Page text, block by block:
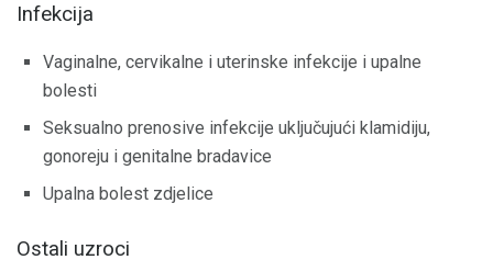
Infekcija
Vaginalne, cervikalne i uterinske infekcije i upalne
bolesti
Seksualno prenosive infekcije uključujući klamidiju,
gonoreju i genitalne bradavice
Upalna bolest zdjelice
Ostali uzroci